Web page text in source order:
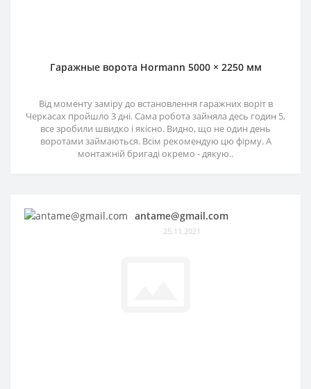
Гаражные ворота Hormann 5000 × 2250 мм
Від моменту заміру до встановлення гаражних воріт в
Черкасах пройшло 3 дні. Сама робота зайняла десь годин 5,
все зробили швидко і якісно. Видно, що не один день
воротами займаються. Всім рекомендую цю фірму. А
монтажній бригаді окремо - дякую..
antame@gmail.com
25.11.2021